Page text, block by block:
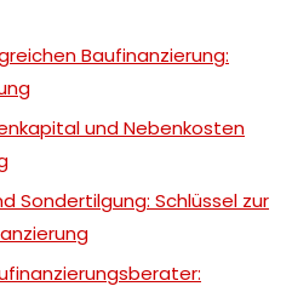
Baufinanzierung:
und Nebenkosten
Sondertilgung: Schlüssel zur